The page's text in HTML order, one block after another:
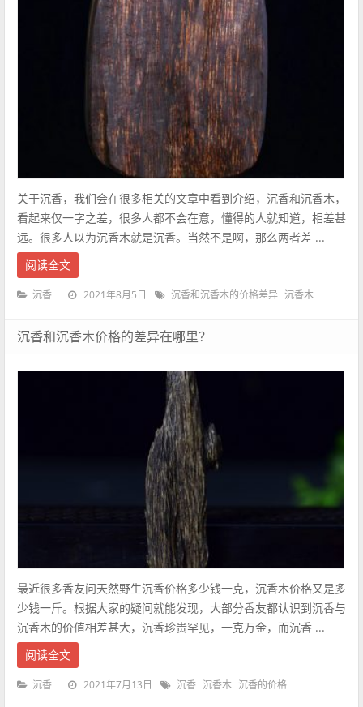
关于沉香，我们会在很多相关的文章中看到介绍，沉香和沉香木，
看起来仅一字之差，很多人都不会在意，懂得的人就知道，相差甚
远。很多人以为沉香木就是沉香。当然不是啊，那么两者差 ...
阅读全文
沉香 2021年8月5日 沉香和沉香木的价格差异 沉香木
沉香和沉香木价格的差异在哪里？
最近很多香友问天然野生沉香价格多少钱一克，沉香木价格又是多
少钱一斤。根据大家的疑问就能发现，大部分香友都认识到沉香与
沉香木的价值相差甚大，沉香珍贵罕见，一克万金，而沉香 ...
阅读全文
沉香 2021年7月13日 沉香 沉香木 沉香的价格